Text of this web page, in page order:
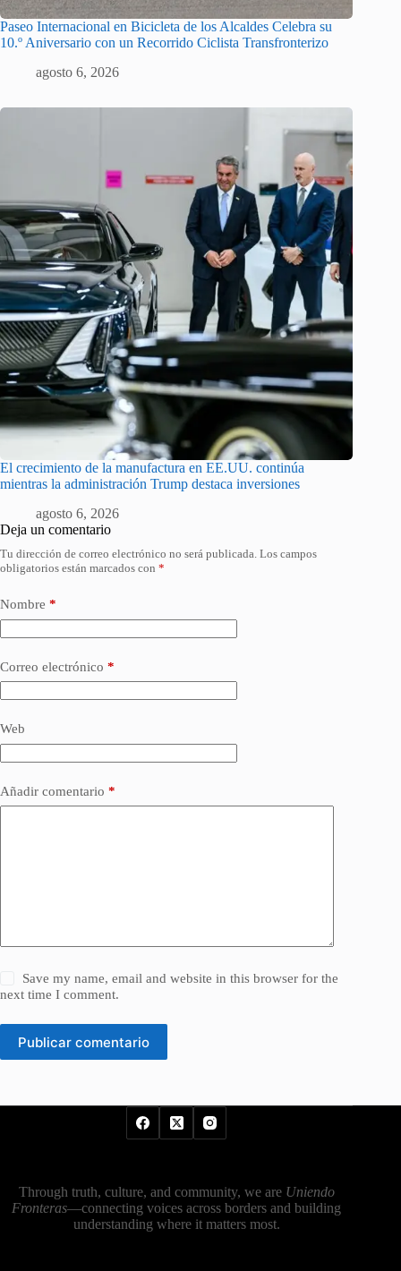
Paseo Internacional en Bicicleta de los Alcaldes Celebra su
10.º Aniversario con un Recorrido Ciclista Transfronterizo
agosto 6, 2026
El crecimiento de la manufactura en EE.UU. continúa
mientras la administración Trump destaca inversiones
agosto 6, 2026
Deja un comentario
Tu dirección de correo electrónico no será publicada. Los campos
obligatorios están marcados con *
Nombre *
Correo electrónico *
Web
Añadir comentario *
Save my name, email and website in this browser for the
next time I comment.
Publicar comentario
Through truth, culture, and community, we are Uniendo
Fronteras—connecting voices across borders and building
understanding where it matters most.